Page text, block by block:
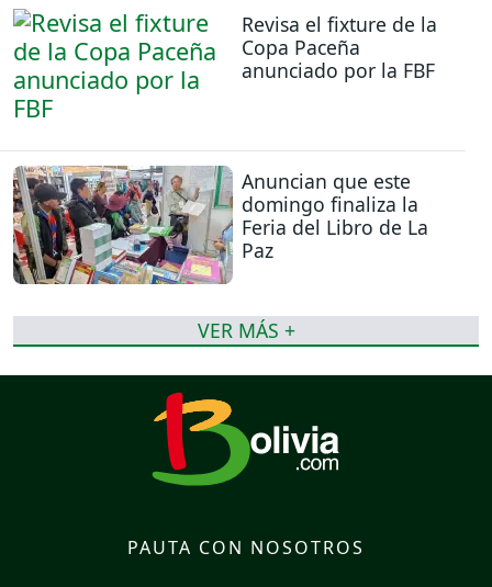
Revisa el fixture de la
Copa Paceña
anunciado por la FBF
Anuncian que este
domingo finaliza la
Feria del Libro de La
Paz
VER MÁS +
PAUTA CON NOSOTROS